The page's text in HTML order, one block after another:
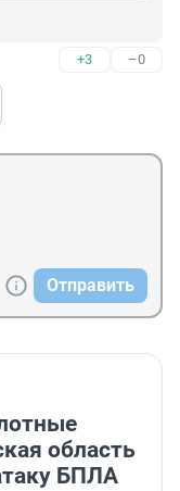
+3 –0
Отправить
область
БПЛА